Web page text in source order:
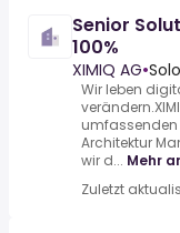
Senior
100%
XIMIQ AG•
Wir leben
umfassenden
Architektur
wir d... Mehr
Zuletzt